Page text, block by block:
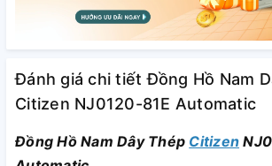
Đánh giá chi tiết Đồng Hồ Nam
Citizen NJ0120-81E Automatic
Đồng Hồ Nam Dây Thép Citizen